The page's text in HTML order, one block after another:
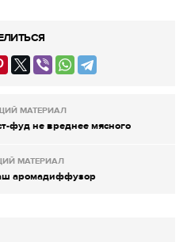
МАТЕРИАЛ
фуд не вреднее мясного
МАТЕРИАЛ
аромадиффузор